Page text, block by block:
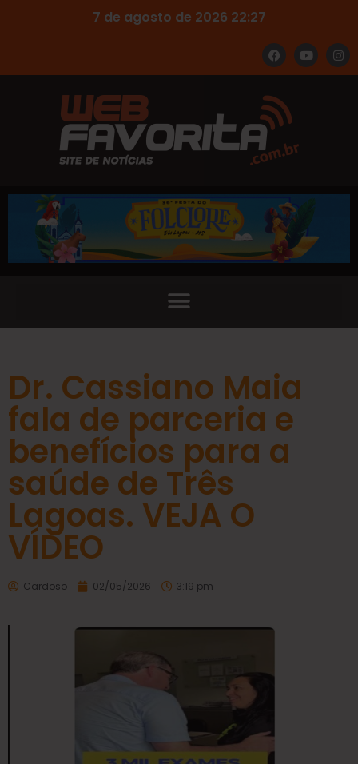
7 de agosto de 2026 22:27
Dr. Cassiano Maia
fala de parceria e
benefícios para a
saúde de Três
Lagoas. VEJA O
VÍDEO
Cardoso 02/05/2026 3:19 pm